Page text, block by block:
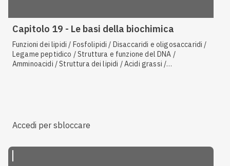
Capitolo 19 - Le basi della biochimica
Funzioni dei lipidi / Fosfolipidi / Disaccaridi e oligosaccaridi /
Legame peptidico / Struttura e funzione del DNA /
Amminoacidi / Struttura dei lipidi / Acidi grassi /
Accedi per sbloccare